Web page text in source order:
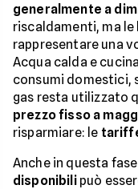
generalmente a
riscaldamenti, ma
rappresentare una
Acqua calda e
consumi domestici,
gas resta utilizzato
prezzo fisso a
risparmiare: le
Anche in questa
disponibilipuò